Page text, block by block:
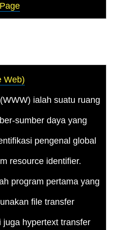
Web)
ialah suatu ruang
sumber daya yang
pengenal global
resource identifier.
program pertama yang
file transfer
juga hypertext transfer